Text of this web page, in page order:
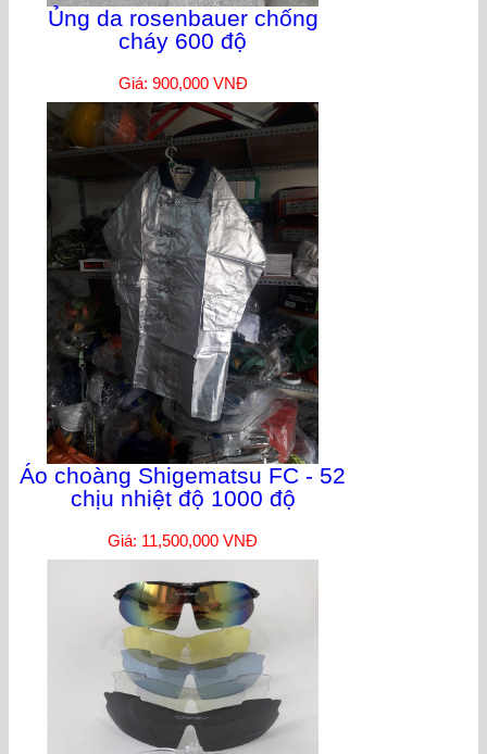
Ủng da rosenbauer chống
cháy 600 độ
Giá: 900,000 VNĐ
Áo choàng Shigematsu FC - 52
chịu nhiệt độ 1000 độ
Giá: 11,500,000 VNĐ